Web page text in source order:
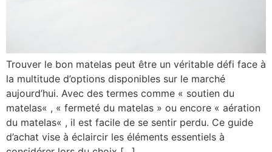
Trouver le bon matelas peut être un véritable défi face à
la multitude d’options disponibles sur le marché
aujourd’hui. Avec des termes comme « soutien du
matelas« , « fermeté du matelas » ou encore « aération
du matelas« , il est facile de se sentir perdu. Ce guide
d’achat vise à éclaircir les éléments essentiels à